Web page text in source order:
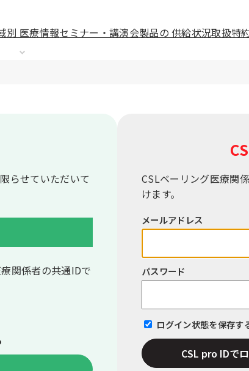
別 医療情報セミナー・講演会製品の 供給状況取扱特
らせていただいて
関係者の共通IDで
CSLベーリング医療関
けます。
メールアドレス
パスワード
ログイン状態を保存す
CSL pro IDで